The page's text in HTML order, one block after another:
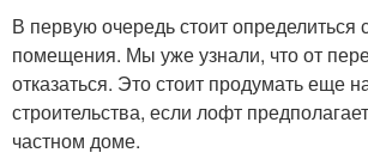
В первую очередь стоит определиться
помещения. Мы уже узнали, что от
отказаться. Это стоит продумать еще
строительства, если лофт
частном доме.